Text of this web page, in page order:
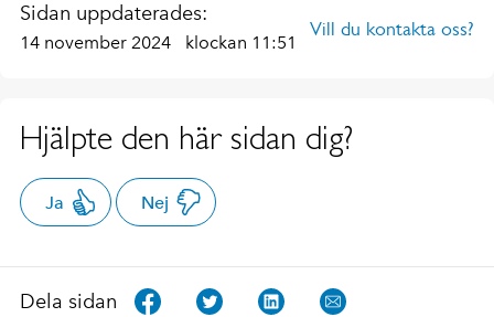
Sidan uppdaterades:
14 november 2024 klockan 11:51
Vill du kontakta oss?
Hjälpte den här sidan dig?
Ja Nej
Dela sidan